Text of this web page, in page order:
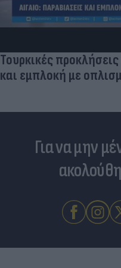
Τουρκικές
και εμπλοκή με
Για να μην